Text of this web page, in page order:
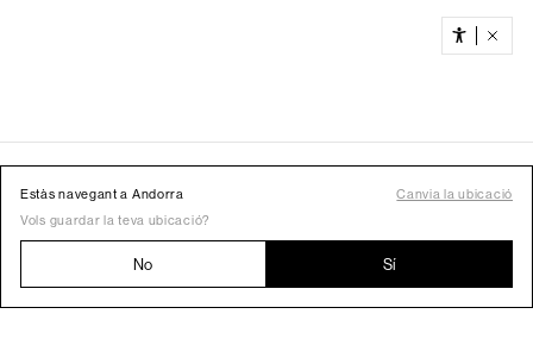
Estàs navegant a Andorra
Canvia la ubicació
Vols guardar la teva ubicació?
No Sí